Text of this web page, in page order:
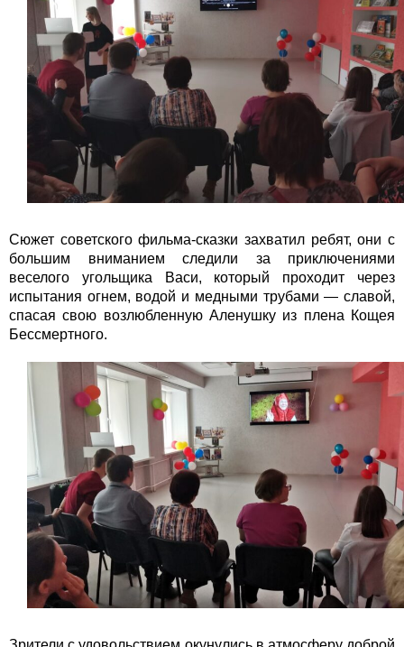
Сюжет советского фильма-сказки захватил ребят, они с
большим вниманием следили за приключениями
веселого угольщика Васи, который проходит через
испытания огнем, водой и медными трубами — славой,
спасая свою возлюбленную Аленушку из плена Кощея
Бессмертного.